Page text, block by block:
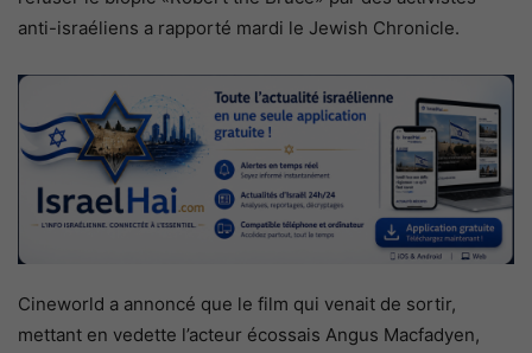
anti-israéliens a rapporté mardi le Jewish Chronicle.
Cineworld a annoncé que le film qui venait de sortir,
mettant en vedette l’acteur écossais Angus Macfadyen,